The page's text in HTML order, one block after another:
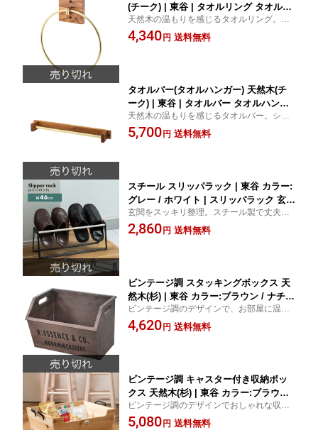
(チーク) | 東谷 | タオルリング タオルハ
ンガー 天然木 チーク材 バスルームアク
セサリー インテリア シンプルデザイン
天然木の温もりを感じるタオルリング。シ
ンプルで美しいデザインが魅力。
4,340円 送料無料
タオルバー(タオルハンガー) 天然木(チ
ーク) | 東谷 | タオルバー タオルハンガ
ー 天然木 チーク材 バスルーム キッチ
ン インテリア シンプルデザイン 取り付
天然木の温もりを感じるタオルバー。シン
プルで美しいデザインが魅力。
5,700円 送料無料
スチール スリッパラック | 東谷 カラー:
グレー / ホワイト | スリッパラック 玄関
収納 スチールラック コンパクト収納 軽
量デザイン 持ち運び簡単 組み立て簡単
玄関をスッキリ整理。スチール製で丈夫な
スリッパラック。
2,860円 送料無料
ビンテージ調 スタッキングボックス 天
然木(杉) | 東谷 カラー:ブラウン / ナチュ
ラル | 収納ボックス ビンテージ調 天然
木 スタッキング 省スペース インテリア
ビンテージ調のデザインで、お部屋に温か
みをプラス。天然木の質感が魅力的。
4,620円 送料無料
ビンテージ調 キャスター付き収納ボッ
クス 天然木(杉) | 東谷 カラー:ブラウン /
ナチュラル | 収納ボックス キャスター
付き ビンテージ調 天然木 杉材 多用途
ビンテージ調のデザインでおしゃれな収納
ボックス。キャスター付きで移動も楽々。
5,080円 送料無料